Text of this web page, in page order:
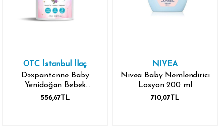
OTC İstanbul İlaç
Dexpantonne Baby
Yenidoğan Bebek
Losyonu 300 ml
556,67TL
NIVEA
Nivea Baby Nemlendirici
Losyon 200 ml
710,07TL